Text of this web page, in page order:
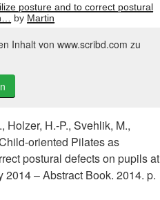
posture and to correct postural
by Martin
Inhalt von www.scribd.com zu
Holzer, H.-P., Svehlik, M.,
oriented Pilates as
postural defects on pupils at
– Abstract Book. 2014. p.